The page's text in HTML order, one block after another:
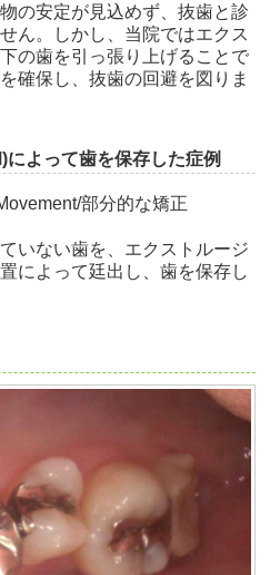
の安定が見込めず、抜歯と診
ん。しかし、当院ではエクス
の歯を引っ張り上げることで
確保し、抜歯の回避を図りま
よって歯を保存した症例
部分的な矯正
いない歯を、エクストルージ
によって廷出し、歯を保存し